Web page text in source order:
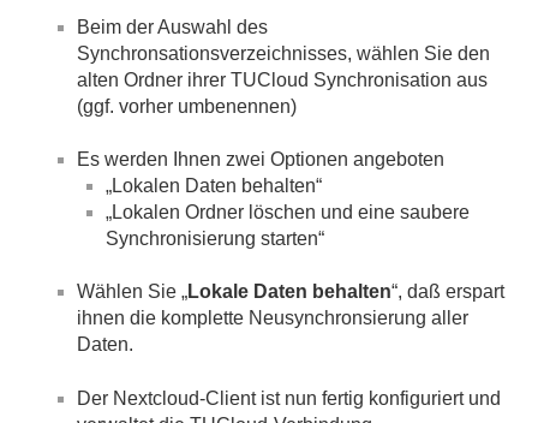
Beim der Auswahl des
Synchronsationsverzeichnisses, wählen Sie den
alten Ordner ihrer TUCloud Synchronisation aus
(ggf. vorher umbenennen)
Es werden Ihnen zwei Optionen angeboten
„Lokalen Daten behalten“
„Lokalen Ordner löschen und eine saubere
Synchronisierung starten“
Wählen Sie „Lokale Daten behalten“, daß erspart
ihnen die komplette Neusynchronsierung aller
Daten.
Der Nextcloud-Client ist nun fertig konfiguriert und